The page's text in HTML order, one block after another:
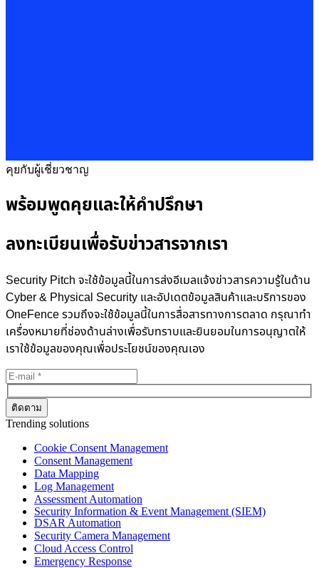
คุยกับผู้เชี่ยวชาญ
พร้อมพูดคุยและให้คำปรึกษา
ลงทะเบียนเพื่อรับข่าวสารจากเรา
Security Pitch จะใช้ข้อมูลนี้ในการส่งอีเมลแจ้งข่าวสารความรู้ในด้าน
Cyber & Physical Security และอัปเดตข้อมูลสินค้าและบริการของ
OneFence รวมถึงจะใช้ข้อมูลนี้ในการสื่อสารทางการตลาด กรุณาทำ
เครื่องหมายที่ช่องด้านล่างเพื่อรับทราบและยินยอมในการอนุญาตให้
เราใช้ข้อมูลของคุณเพื่อประโยชน์ของคุณเอง
Trending solutions
Cookie Consent Management
Consent Management
Data Mapping
Log Management
Assessment Automation
Security Information & Event Management (SIEM)
DSAR Automation
Security Camera Management
Cloud Access Control
Emergency Response